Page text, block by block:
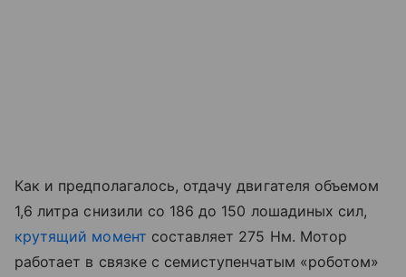
Как и предполагалось, отдачу двигателя объемом
1,6 литра снизили со 186 до 150 лошадиных сил,
крутящий момент составляет 275 Нм. Мотор
работает в связке с семиступенчатым «роботом»